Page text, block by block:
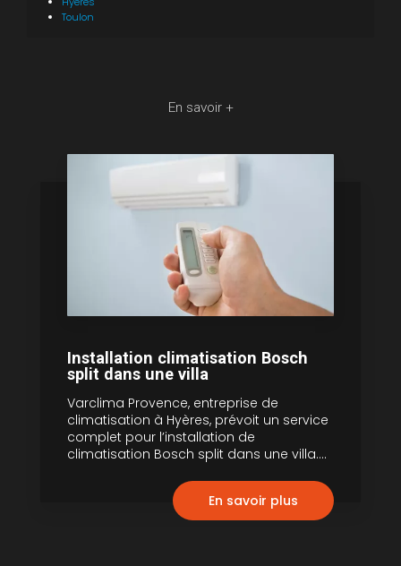
Toulon
En savoir +
Installation climatisation Bosch
split dans une villa
Varclima Provence, entreprise de
climatisation à Hyères, prévoit un service
complet pour l’installation de
climatisation Bosch split dans une villa....
En savoir plus